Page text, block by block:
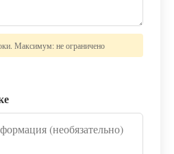
Максимум: не ограничено